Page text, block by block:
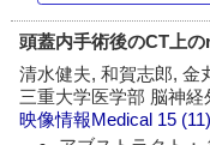
頭蓋内手術後のCT上
清水健夫, 和賀志郎, 金
三重大学医学部 脳神経
映像情報Medical 15